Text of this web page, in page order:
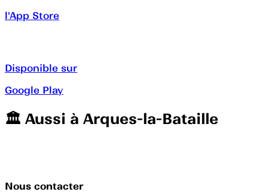
l'App Store
Disponible sur
Google Play
🏛️️ Aussi à Arques-la-Bataille
Nous contacter